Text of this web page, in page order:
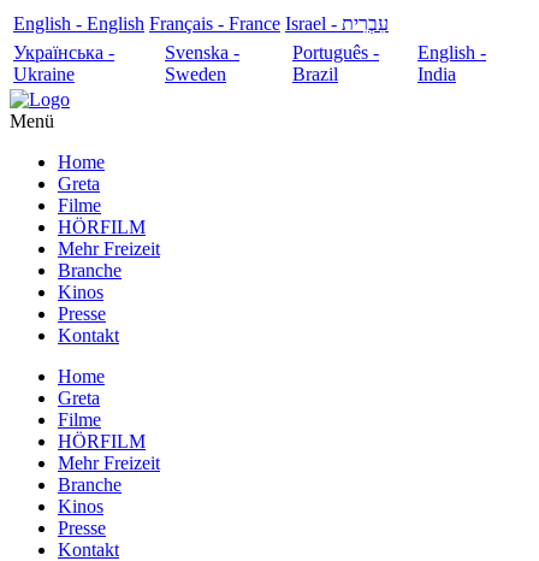
English - English Français - France
עִבְרִית - Israel
Українська -
Ukraine
Svenska -
Sweden
Português -
Brazil
English -
India
Menü
Home
Greta
Filme
HÖRFILM
Mehr Freizeit
Branche
Kinos
Presse
Kontakt
Home
Greta
Filme
HÖRFILM
Mehr Freizeit
Branche
Kinos
Presse
Kontakt